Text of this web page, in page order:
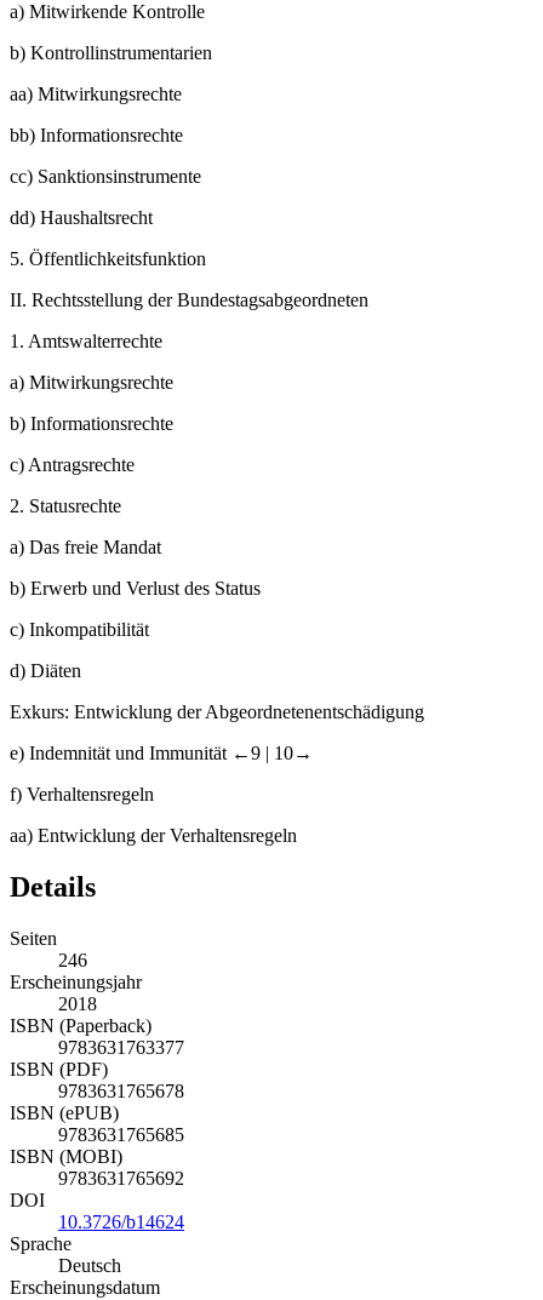
a) Mitwirkende Kontrolle
b) Kontrollinstrumentarien
aa) Mitwirkungsrechte
bb) Informationsrechte
cc) Sanktionsinstrumente
dd) Haushaltsrecht
5. Öffentlichkeitsfunktion
II. Rechtsstellung der Bundestagsabgeordneten
1. Amtswalterrechte
a) Mitwirkungsrechte
b) Informationsrechte
c) Antragsrechte
2. Statusrechte
a) Das freie Mandat
b) Erwerb und Verlust des Status
c) Inkompatibilität
d) Diäten
Exkurs: Entwicklung der Abgeordnetenentschädigung
e) Indemnität und Immunität ←9 | 10→
f) Verhaltensregeln
aa) Entwicklung der Verhaltensregeln
Details
Seiten
246
Erscheinungsjahr
2018
ISBN (Paperback)
9783631763377
ISBN (PDF)
9783631765678
ISBN (ePUB)
9783631765685
ISBN (MOBI)
9783631765692
DOI
10.3726/b14624
Sprache
Deutsch
Erscheinungsdatum